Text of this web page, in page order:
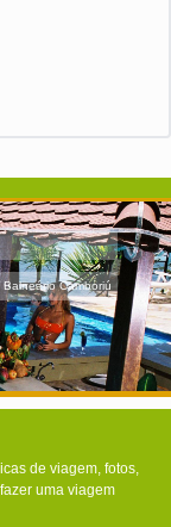
Camboriú
de viagem, fotos,
uma viagem